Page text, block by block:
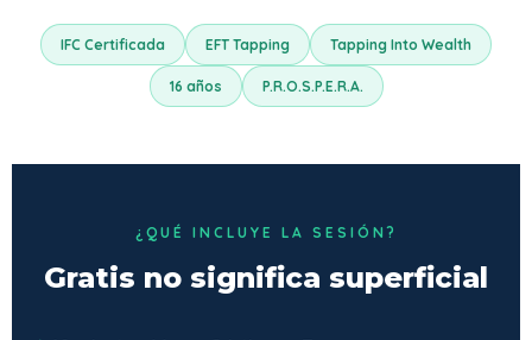
IFC Certificada EFT Tapping Tapping Into Wealth
16 años P.R.O.S.P.E.R.A.
¿QUÉ INCLUYE LA SESIÓN?
Gratis no significa superficial